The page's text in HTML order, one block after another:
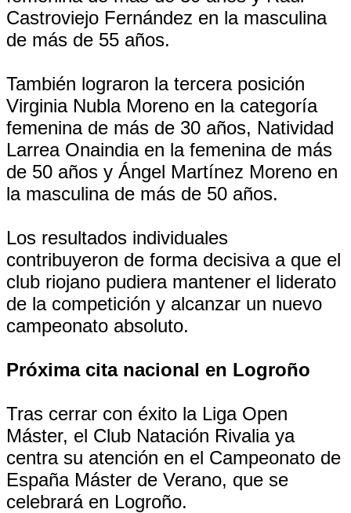
Castroviejo Fernández en la masculina
de más de 55 años.
También lograron la tercera posición
Virginia Nubla Moreno en la categoría
femenina de más de 30 años, Natividad
Larrea Onaindia en la femenina de más
de 50 años y Ángel Martínez Moreno en
la masculina de más de 50 años.
Los resultados individuales
contribuyeron de forma decisiva a que el
club riojano pudiera mantener el liderato
de la competición y alcanzar un nuevo
campeonato absoluto.
Próxima cita nacional en Logroño
Tras cerrar con éxito la Liga Open
Máster, el Club Natación Rivalia ya
centra su atención en el Campeonato de
España Máster de Verano, que se
celebrará en Logroño.